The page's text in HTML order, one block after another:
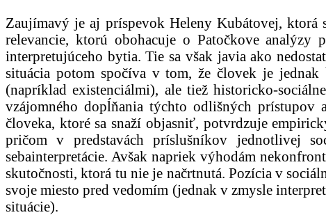
Zaujímavý je aj príspevok Heleny Kubátovej, ktorá
relevancie, ktorú obohacuje o Patočkove analýzy
interpretujúceho bytia. Tie sa však javia ako
situácia potom spočíva v tom, že človek je jednak
(napríklad existenciálmi), ale tiež historicko-
vzájomného dopĺňania týchto odlišných
človeka, ktoré sa snaží objasniť, potvrdzuje
pričom v predstavách príslušníkov jednotlivej
sebainterpretácie. Avšak napriek výhodám
skutočnosti, ktorá tu nie je načrtnutá. Pozícia v
svoje miesto pred vedomím (jednak v zmysle
situácie).